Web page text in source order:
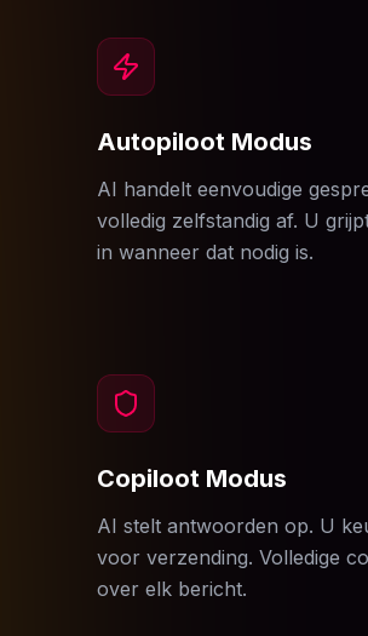
Autopiloot Modus
AI handelt eenvoudige
volledig zelfstandig af. U
in wanneer dat nodig is.
Copiloot Modus
AI stelt antwoorden op. U
voor verzending. Volledige
over elk bericht.